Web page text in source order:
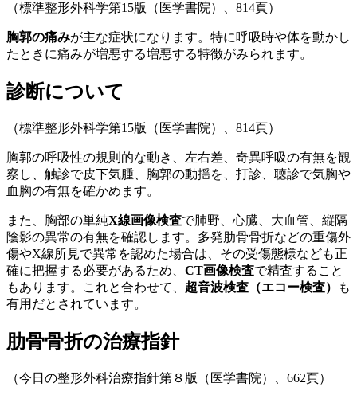
（標準整形外科学第15版（医学書院）、814頁）
胸郭の痛みが主な症状になります。特に呼吸時や体を動かし
たときに痛みが増悪する増悪する特徴がみられます。
診断について
（標準整形外科学第15版（医学書院）、814頁）
胸郭の呼吸性の規則的な動き、左右差、奇異呼吸の有無を観
察し、触診で皮下気腫、胸郭の動揺を、打診、聴診で気胸や
血胸の有無を確かめます。
また、胸部の単純X線画像検査で肺野、心臓、大血管、縦隔
陰影の異常の有無を確認します。多発肋骨骨折などの重傷外
傷やX線所見で異常を認めた場合は、その受傷態様なども正
確に把握する必要があるため、 CT画像検査で精査すること
もあります。これと合わせて、 超音波検査（エコー検査）
も
有用だとされています。
肋骨骨折の治療指針
（今日の整形外科治療指針第８版（医学書院）、662頁）